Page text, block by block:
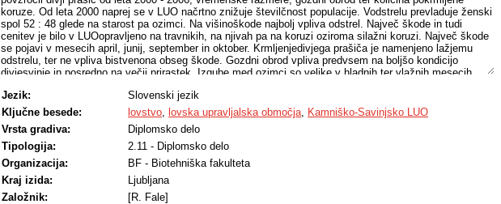
koruze. Od leta 2000 naprej se v LUO načrtno znižuje številčnost populacije. Vodstrelu prevladuje ženski
spol 52 : 48 glede na starost pa ozimci. Na višinoškode najbolj vpliva odstrel. Največ škode in tudi
cenitev je bilo v LUOopravljeno na travnikih, na njivah pa na koruzi oziroma silažni koruzi. Največ škode
se pojavi v mesecih april, junij, september in oktober. Krmljenjedivjega prašiča je namenjeno lažjemu
odstrelu, ter ne vpliva bistvenona obseg škode. Gozdni obrod vpliva predvsem na boljšo kondicijo
divjesvinje in posredno na večji prirastek. Izgube med ozimci so velike v hladnih ter vlažnih mesecih.
Jezik:
Slovenski jezik
Ključne besede:
lovstvo, lovska upravljalska območja, Kamniško-Savinjsko LUO
Vrsta gradiva:
Diplomsko delo
Tipologija:
2.11 - Diplomsko delo
Organizacija:
BF - Biotehniška fakulteta
Kraj izida:
Ljubljana
Založnik:
[R. Fale]